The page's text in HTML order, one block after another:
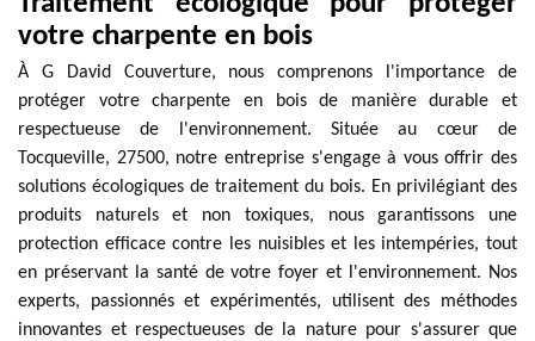
votre charpente en bois
À G David Couverture, nous comprenons l'importance de
protéger votre charpente en bois de manière durable et
respectueuse de l'environnement. Située au cœur de
Tocqueville, 27500, notre entreprise s'engage à vous offrir des
solutions écologiques de traitement du bois. En privilégiant des
produits naturels et non toxiques, nous garantissons une
protection efficace contre les nuisibles et les intempéries, tout
en préservant la santé de votre foyer et l'environnement. Nos
experts, passionnés et expérimentés, utilisent des méthodes
innovantes et respectueuses de la nature pour s'assurer que